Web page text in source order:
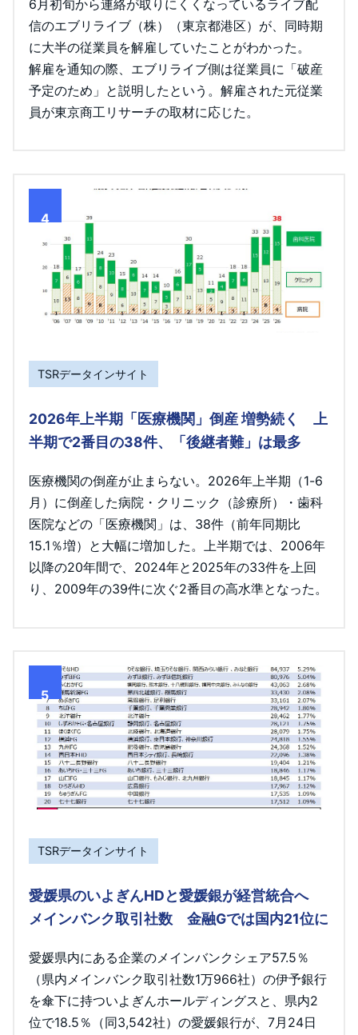
6月初旬から連絡が取りにくくなっているライブ配
信のエブリライブ（株）（東京都港区）が、同時期
に大半の従業員を解雇していたことがわかった。
解雇を通知の際、エブリライブ側は従業員に「破産
予定のため」と説明したという。解雇された元従業
員が東京商工リサーチの取材に応じた。
4
TSRデータインサイト
2026年上半期「医療機関」倒産 増勢続く 上
半期で2番目の38件、「後継者難」は最多
医療機関の倒産が止まらない。2026年上半期（1-6
月）に倒産した病院・クリニック（診療所）・歯科
医院などの「医療機関」は、38件（前年同期比
15.1％増）と大幅に増加した。上半期では、2006年
以降の20年間で、2024年と2025年の33件を上回
り、2009年の39件に次ぐ2番目の高水準となった。
5
TSRデータインサイト
愛媛県のいよぎんHDと愛媛銀が経営統合へ
メインバンク取引社数 金融Gでは国内21位に
愛媛県内にある企業のメインバンクシェア57.5％
（県内メインバンク取引社数1万966社）の伊予銀行
を傘下に持ついよぎんホールディングスと、県内2
位で18.5％（同3,542社）の愛媛銀行が、7月24日